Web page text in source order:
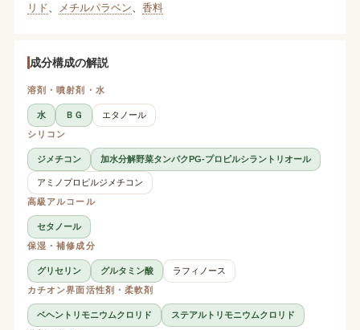
リド
メチルパラベン 香料
成分構成の解説
溶剤・噴射剤・水
水 ＢＧ
エタノール
シリコン
ジメチコン 加水分解野菜タンパクPG-プロピルシラントリオール
アミノプロピルジメチコン
高級アルコール
セタノール
保湿・補修成分
グリセリン グルタミン酸
ラフィノース
カチオン界面活性剤・柔軟剤
ベヘントリモニウムクロリド
ステアルトリモニウムクロリド